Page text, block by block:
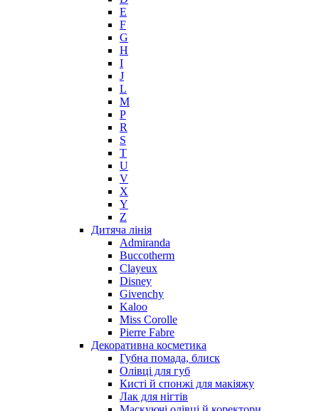
E
F
G
H
I
J
L
M
P
R
S
T
U
V
X
Y
Z
Дитяча лінія
Admiranda
Buccotherm
Clayeux
Disney
Givenchy
Kaloo
Miss Corolle
Pierre Fabre
Декоративна косметика
Губна помада, блиск
Олівці для губ
Кисті й спонжі для макіяжу
Лак для нігтів